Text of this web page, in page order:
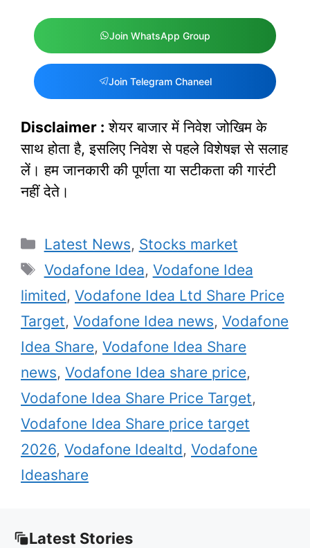
Join WhatsApp Group
Join Telegram Chaneel
Disclaimer : शेयर बाजार में निवेश जोखिम के
साथ होता है, इसलिए निवेश से पहले विशेषज्ञ से सलाह
लें। हम जानकारी की पूर्णता या सटीकता की गारंटी
नहीं देते।
Categories
Latest News, Stocks market
Tags
Vodafone Idea, Vodafone Idea
limited, Vodafone Idea Ltd Share Price
Target, Vodafone Idea news, Vodafone
Idea Share, Vodafone Idea Share
news, Vodafone Idea share price,
Vodafone Idea Share Price Target,
Vodafone Idea Share price target
2026, Vodafone Idealtd, Vodafone
Ideashare
Latest Stories